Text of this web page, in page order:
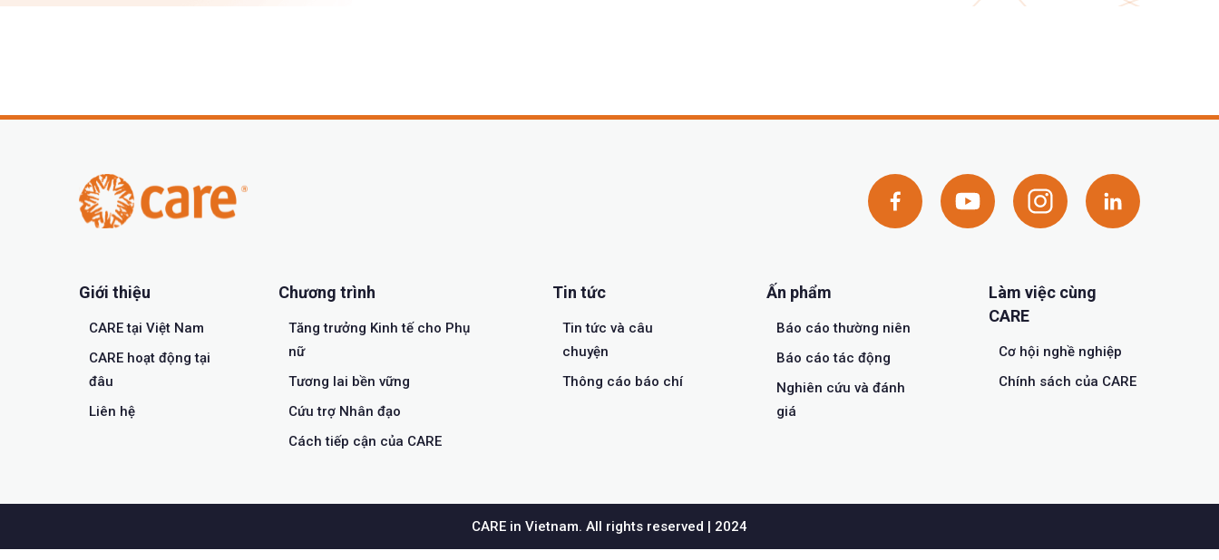
Giới thiệu
CARE tại Việt Nam
CARE hoạt động tại
đâu
Liên hệ
Chương trình
Tăng trưởng Kinh tế cho Phụ
nữ
Tương lai bền vững
Cứu trợ Nhân đạo
Cách tiếp cận của CARE
Tin tức
Tin tức và câu
chuyện
Thông cáo báo chí
Ấn phẩm
Báo cáo thường niên
Báo cáo tác động
Nghiên cứu và đánh
giá
Làm việc cùng
CARE
Cơ hội nghề nghiệp
Chính sách của CARE
CARE in Vietnam. All rights reserved | 2024